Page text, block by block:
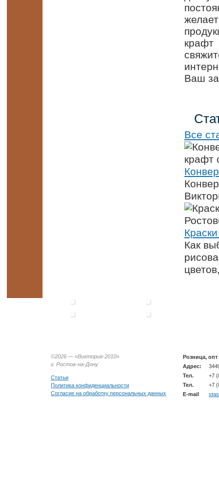
Ваш
Все
Как
©2026 — «Виктория-2010»
г. Ростов-на-Дону
Статьи
Политика конфиденциальности
Согласие на обработку персональных данных
Розница,
Адрес:
Тел.
+7
Тел.
+7
E-mail